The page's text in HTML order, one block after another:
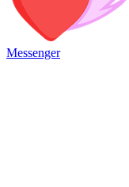
Messenger